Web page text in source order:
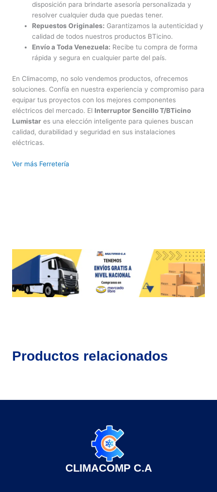
disposición para brindarte asesoría personalizada y
resolver cualquier duda que puedas tener.
Repuestos Originales: Garantizamos la autenticidad y
calidad de todos nuestros productos BTicino.
Envío a Toda Venezuela: Recibe tu compra de forma
rápida y segura en cualquier parte del país.
En Climacomp, no solo vendemos productos, ofrecemos
soluciones. Confía en nuestra experiencia y compromiso para
equipar tus proyectos con los mejores componentes
eléctricos del mercado. El Interruptor Sencillo T/BTicino
Lumistar es una elección inteligente para quienes buscan
calidad, durabilidad y seguridad en sus instalaciones
eléctricas.
Ver más Ferretería
Productos relacionados
CLIMACOMP C.A